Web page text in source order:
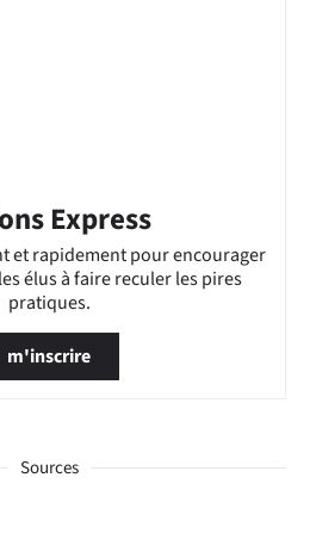
Express
et rapidement pour encourager
élus à faire reculer les pires
pratiques.
m'inscrire
Sources